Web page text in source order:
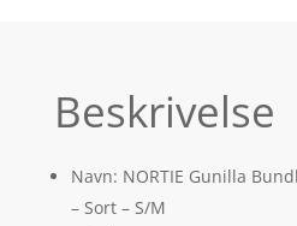
Beskrivelse
Navn: NORTIE Gunilla
– Sort – S/M